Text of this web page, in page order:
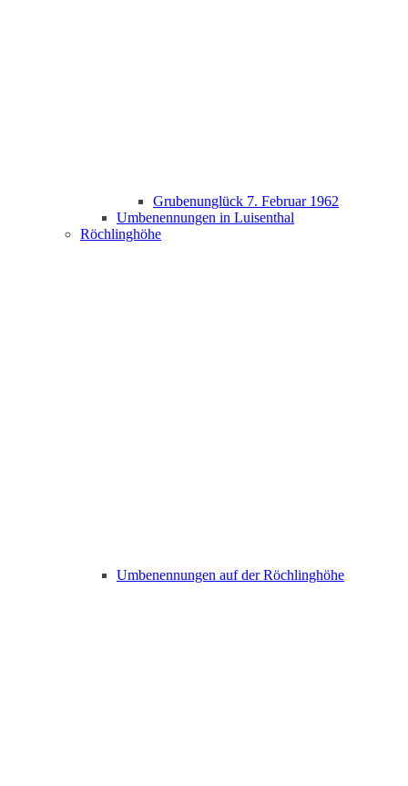
Grubenunglück 7. Februar 1962
Umbenennungen in Luisenthal
Röchlinghöhe
Umbenennungen auf der Röchlinghöhe